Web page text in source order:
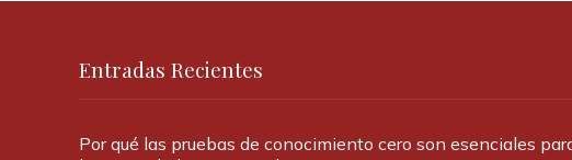
Entradas Recientes
Por qué las pruebas de conocimiento cero son esenciales